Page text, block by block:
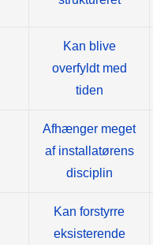
Kan blive
overfyldt med
tiden
Afhænger meget
af installatørens
disciplin
Kan forstyrre
eksisterende